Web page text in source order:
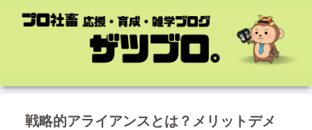
戦略的アライアンスとは？メリットデメ